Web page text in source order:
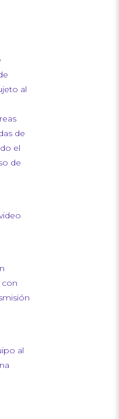
al
de
el
de
con
al